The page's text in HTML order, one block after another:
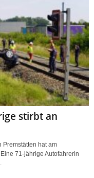
stirbt an
Premstätten hat am
71-jährige Autofahrerin